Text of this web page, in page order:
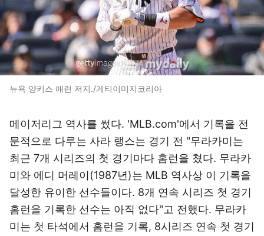
뉴욕 양키스 애런 저지./게티이미지코리아
메이저리그 역사를 썼다. 'MLB.com'에서 기록을 전
문적으로 다루는 사라 랭스는 경기 전 "무라카미는
최근 7개 시리즈의 첫 경기마다 홈런을 쳤다. 무라카
미와 에디 머레이(1987년)는 MLB 역사상 이 기록을
달성한 유이한 선수들이다. 8개 연속 시리즈 첫 경기
홈런을 기록한 선수는 아직 없다"고 전했다. 무라카
미는 첫 타석에서 홈런을 기록, 8시리즈 연속 첫 경기